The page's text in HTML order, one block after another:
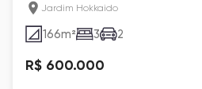
Jardim Hokkaido
166m² 3 2
R$ 600.000